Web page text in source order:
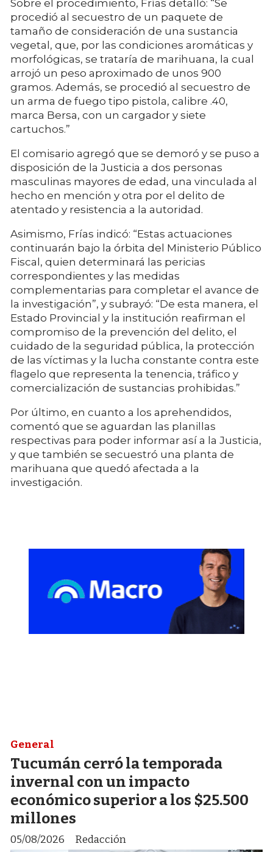
Sobre el procedimiento, Frías detalló: “Se
procedió al secuestro de un paquete de
tamaño de consideración de una sustancia
vegetal, que, por las condiciones aromáticas y
morfológicas, se trataría de marihuana, la cual
arrojó un peso aproximado de unos 900
gramos. Además, se procedió al secuestro de
un arma de fuego tipo pistola, calibre .40,
marca Bersa, con un cargador y siete
cartuchos.”
El comisario agregó que se demoró y se puso a
disposición de la Justicia a dos personas
masculinas mayores de edad, una vinculada al
hecho en mención y otra por el delito de
atentado y resistencia a la autoridad.
Asimismo, Frías indicó: “Estas actuaciones
continuarán bajo la órbita del Ministerio Público
Fiscal, quien determinará las pericias
correspondientes y las medidas
complementarias para completar el avance de
la investigación”, y subrayó: “De esta manera, el
Estado Provincial y la institución reafirman el
compromiso de la prevención del delito, el
cuidado de la seguridad pública, la protección
de las víctimas y la lucha constante contra este
flagelo que representa la tenencia, tráfico y
comercialización de sustancias prohibidas.”
Por último, en cuanto a los aprehendidos,
comentó que se aguardan las planillas
respectivas para poder informar así a la Justicia,
y que también se secuestró una planta de
marihuana que quedó afectada a la
investigación.
Tucumán cerró la temporada
invernal con un impacto
económico superior a los $25.500
millones
Redacción
General
05/08/2026